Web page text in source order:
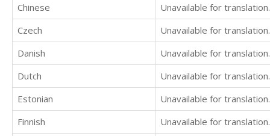
Chinese
Unavailable for translation.
Czech
Unavailable for translation.
Danish
Unavailable for translation.
Dutch
Unavailable for translation.
Estonian
Unavailable for translation.
Finnish
Unavailable for translation.